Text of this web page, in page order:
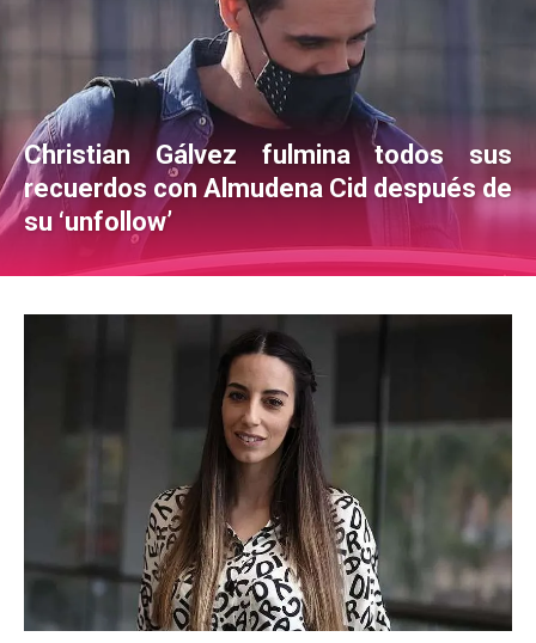
Christian Gálvez fulmina todos sus
recuerdos con Almudena Cid después de
su ‘unfollow’